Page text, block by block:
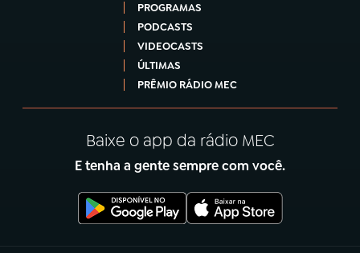
PROGRAMAS
PODCASTS
VIDEOCASTS
ÚLTIMAS
PRÊMIO RÁDIO MEC
Baixe o app da rádio MEC
E tenha a gente sempre com você.